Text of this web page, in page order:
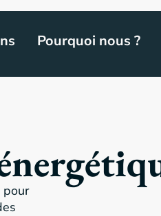
Pourquoi nous ?
pour